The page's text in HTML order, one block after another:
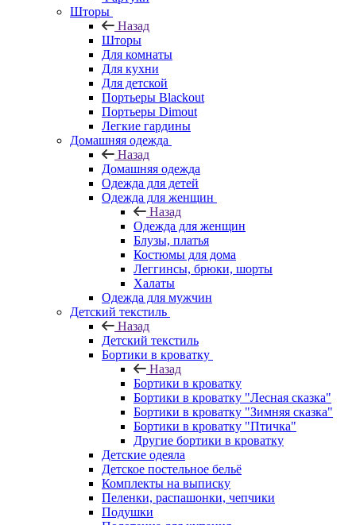
Шторы
Назад
Шторы
Для комнаты
Для кухни
Для детской
Портьеры Blackout
Портьеры Dimout
Легкие гардины
Домашняя одежда
Назад
Домашняя одежда
Одежда для детей
Одежда для женщин
Назад
Одежда для женщин
Блузы, платья
Костюмы для дома
Леггинсы, брюки, шорты
Халаты
Одежда для мужчин
Детский текстиль
Назад
Детский текстиль
Бортики в кроватку
Назад
Бортики в кроватку
Бортики в кроватку "Лесная сказка"
Бортики в кроватку "Зимняя сказка"
Бортики в кроватку "Птичка"
Другие бортики в кроватку
Детские одеяла
Детское постельное бельё
Комплекты на выписку
Пеленки, распашонки, чепчики
Подушки